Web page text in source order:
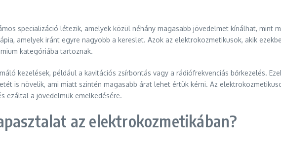
specializáció létezik, amelyek közül néhány magasabb jövedelmet kínálhat, mint
amelyek iránt egyre nagyobb a kereslet. Azok az elektrokozmetikusok, akik
kategóriába tartoznak.
kezelések, például a kavitációs zsírbontás vagy a rádiófrekvenciás bőrkezelés.
is növelik, ami miatt szintén magasabb árat lehet értük kérni. Az
ezáltal a jövedelmük emelkedésére.
az elektrokozmetikában?